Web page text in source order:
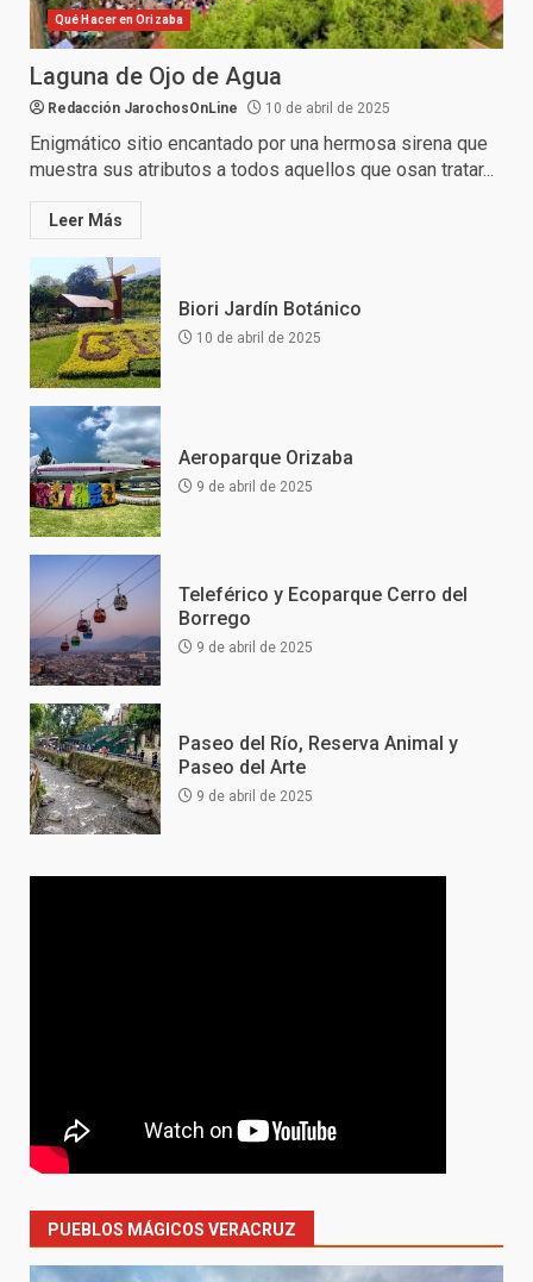
Qué Hacer en Orizaba
Laguna de Ojo de Agua
Redacción JarochosOnLine 10 de abril de 2025
Enigmático sitio encantado por una hermosa sirena que
muestra sus atributos a todos aquellos que osan tratar...
Leer Más
Biori Jardín Botánico
10 de abril de 2025
Aeroparque Orizaba
9 de abril de 2025
Teleférico y Ecoparque Cerro del
Borrego
9 de abril de 2025
Paseo del Río, Reserva Animal y
Paseo del Arte
9 de abril de 2025
PUEBLOS MÁGICOS VERACRUZ